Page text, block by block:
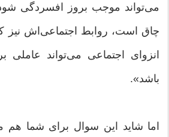
می‌تواند موجب بروز افسردگی
چاق است، روابط اجتماعی‌اش نیز
انزوای اجتماعی می‌تواند عاملی
باشد».
اما شاید این سوال برای شما